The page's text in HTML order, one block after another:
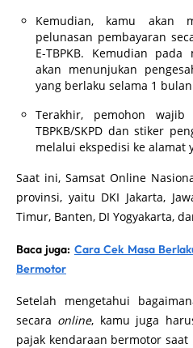
Kemudian, kamu akan
pelunasan pembayaran
E-TBPKB. Kemudian pada
akan menunjukan
yang berlaku selama 1 bulan
Terakhir, pemohon wajib
TBPKB/SKPD dan stiker
melalui ekspedisi ke alamat
Saat ini, Samsat Online
provinsi, yaitu DKI Jakarta,
Timur, Banten, DI Yogyakarta,
Baca juga: Cara Cek Masa
Bermotor
Setelah mengetahui
secara online, kamu juga
pajak kendaraan bermotor